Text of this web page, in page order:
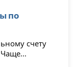
по
счету